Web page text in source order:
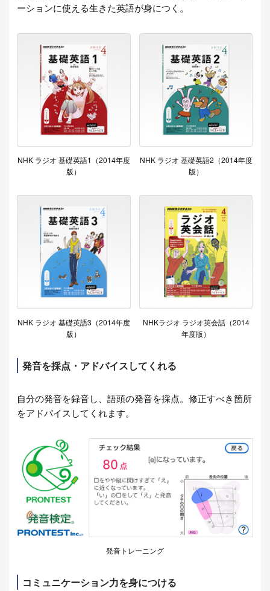
ーションに使える生きた英語が身につく。
NHK ラジオ 基礎英語1（2014年度
版）
NHK ラジオ 基礎英語2（2014年度
版）
NHK ラジオ 基礎英語3（2014年度
版）
NHKラジオ ラジオ英会話（2014
年度版）
発音を採点・アドバイスしてくれる
自分の発音を録音し、語頭の発音を採点。修正すべき箇所
をアドバイスしてくれます。
発音トレーニング
コミュニケーション力を身につける